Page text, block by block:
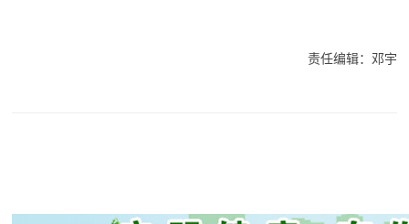
责任编辑：邓宇